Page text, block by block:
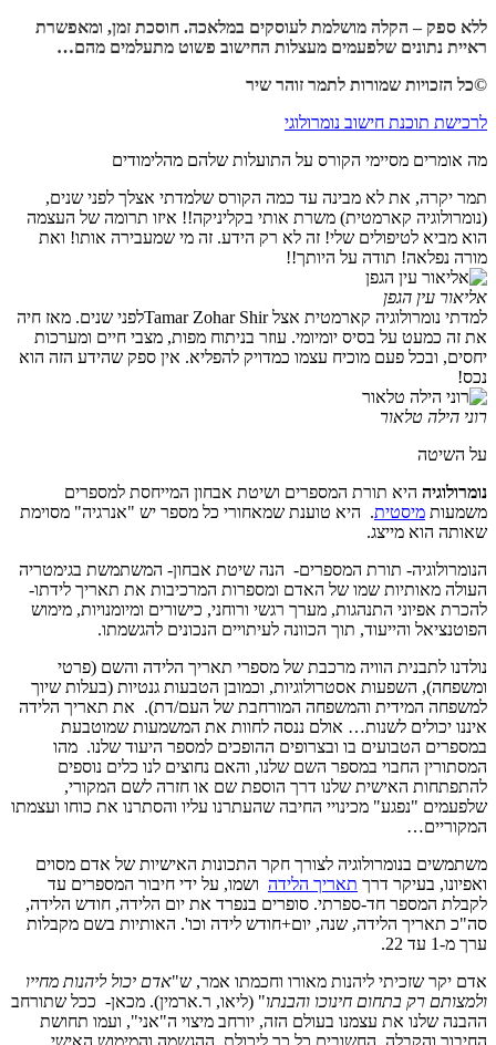
ללא ספק – הקלה מושלמת לעוסקים במלאכה. חוסכת זמן, ומאפשרת
ראיית נתונים שלפעמים מעצלות החישוב פשוט מתעלמים מהם…
©כל הזכויות שמורות לתמר זוהר שיר
לרכישת תוכנת חישוב נומרולוגי
מה אומרים מסיימי הקורס על התועלות שלהם מהלימודים
תמר יקרה, את לא מבינה עד כמה הקורס שלמדתי אצלך לפני שנים,
(נומרולוגיה קארמטית) משרת אותי בקליניקה!! איזו תרומה של העצמה
הוא מביא לטיפולים שלי! זה לא רק הידע. זה מי שמעבירה אותו! ואת
מורה נפלאה! תודה על היותך!!
אליאור עין הגפן
למדתי נומרולוגיה קארמטית אצל Tamar Zohar Shirלפני שנים. מאז חיה
את זה כמעט על בסיס יומיומי. עוזר בניתוח מפות, מצבי חיים ומערכות
יחסים, ובכל פעם מוכיח עצמו כמדויק להפליא. אין ספק שהידע הזה הוא
נכס!
רוני הילה טלאור
על השיטה
נומרולוגיה היא תורת המספרים ושיטת אבחון המייחסת למספרים
משמעות מיסטית. היא טוענת שמאחורי כל מספר יש "אנרגיה" מסוימת
שאותה הוא מייצג.
הנומרולוגיה- תורת המספרים- הנה שיטת אבחון- המשתמשת בגימטריה
העולה מאותיות שמו של האדם ומספרות המרכיבות את תאריך לידתו-
להכרת אפיוני התנהגות, מערך רגשי ורוחני, כישורים ומיומנויות, מימוש
הפוטנציאל והייעוד, תוך הכוונה לעיתויים הנכונים להגשמתו.
נולדנו לתבנית הוויה מרכבת של מספרי תאריך הלידה והשם (פרטי
ומשפחה), השפעות אסטרולוגיות, וכמובן הטבעות גנטיות (בעלות שיוך
למשפחה המידית והמשפחה המורחבת של העם/דת). את תאריך הלידה
איננו יכולים לשנות… אולם ננסה לחוות את המשמעות שמוטבעת
במספרים הטבועים בו ובצרופים ההופכים למספר היעוד שלנו. מהו
המסתורין החבוי במספר השם שלנו, והאם נחוצים לנו כלים נוספים
להתפתחות האישית שלנו דרך הוספת שם או חזרה לשם המקורי,
שלפעמים "נפגע" מכינויי החיבה שהעתרנו עליו והסתרנו את כוחו ועצמתו
המקוריים…
משתמשים בנומרולוגיה לצורך חקר התכונות האישיות של אדם מסוים
ואפיונו, בעיקר דרך תאריך הלידה ושמו, על ידי חיבור המספרים עד
לקבלת המספר חד-ספרתי. סופרים בנפרד את יום הלידה, חודש הלידה,
סה"כ תאריך הלידה, שנה, יום+חודש לידה וכו'. האותיות בשם מקבלות
ערך מ-1 עד 22.
אדם יקר שזכיתי ליהנות מאורו וחכמתו אמר, ש"אדם יכול ליהנות מחייו
ולמצותם רק בתחום חינוכו והבנתו" (ליאו, ר.ארמין). מכאן- ככל שתורחב
ההבנה שלנו את עצמנו בעולם הזה, יורחב מיצוי ה"אני", ועמו תחושת
החיבור והקבלה, החשובים כל כך ליכולת ההגשמה והמימוש האישי .